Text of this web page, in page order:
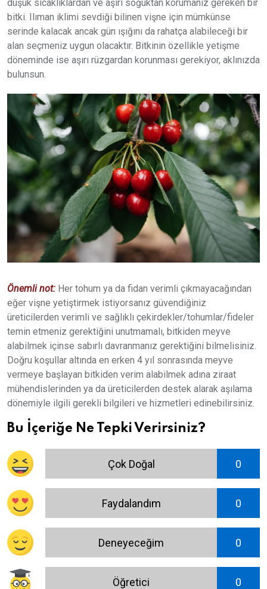
düşük sıcaklıklardan ve aşırı soğuktan korumanız gereken bir
bitki. Ilıman iklimi sevdiği bilinen vişne için mümkünse
serinde kalacak ancak gün ışığını da rahatça alabileceği bir
alan seçmeniz uygun olacaktır. Bitkinin özellikle yetişme
döneminde ise aşırı rüzgardan korunması gerekiyor, aklınızda
bulunsun.
Önemli not: Her tohum ya da fidan verimli çıkmayacağından
eğer vişne yetiştirmek istiyorsanız güvendiğiniz
üreticilerden verimli ve sağlıklı çekirdekler/tohumlar/fideler
temin etmeniz gerektiğini unutmamalı, bitkiden meyve
alabilmek içinse sabırlı davranmanız gerektiğini bilmelisiniz.
Doğru koşullar altında en erken 4 yıl sonrasında meyve
vermeye başlayan bitkiden verim alabilmek adına ziraat
mühendislerinden ya da üreticilerden destek alarak aşılama
dönemiyle ilgili gerekli bilgileri ve hizmetleri edinebilirsiniz.
Bu İçeriğe Ne Tepki Verirsiniz?
Çok Doğal 0
Faydalandım 0
Deneyeceğim 0
Öğretici 0